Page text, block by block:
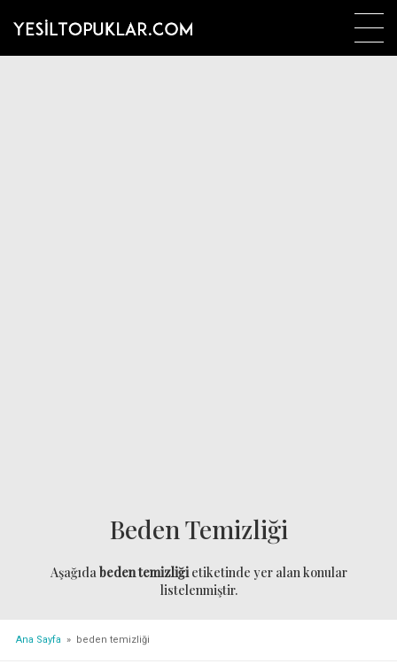
Beden Temizliği
Aşağıdabeden temizliğietiketinde yer alan konular
listelenmiştir.
Ana Sayfa » beden temizliği